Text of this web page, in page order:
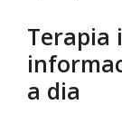
Terapia
a dia